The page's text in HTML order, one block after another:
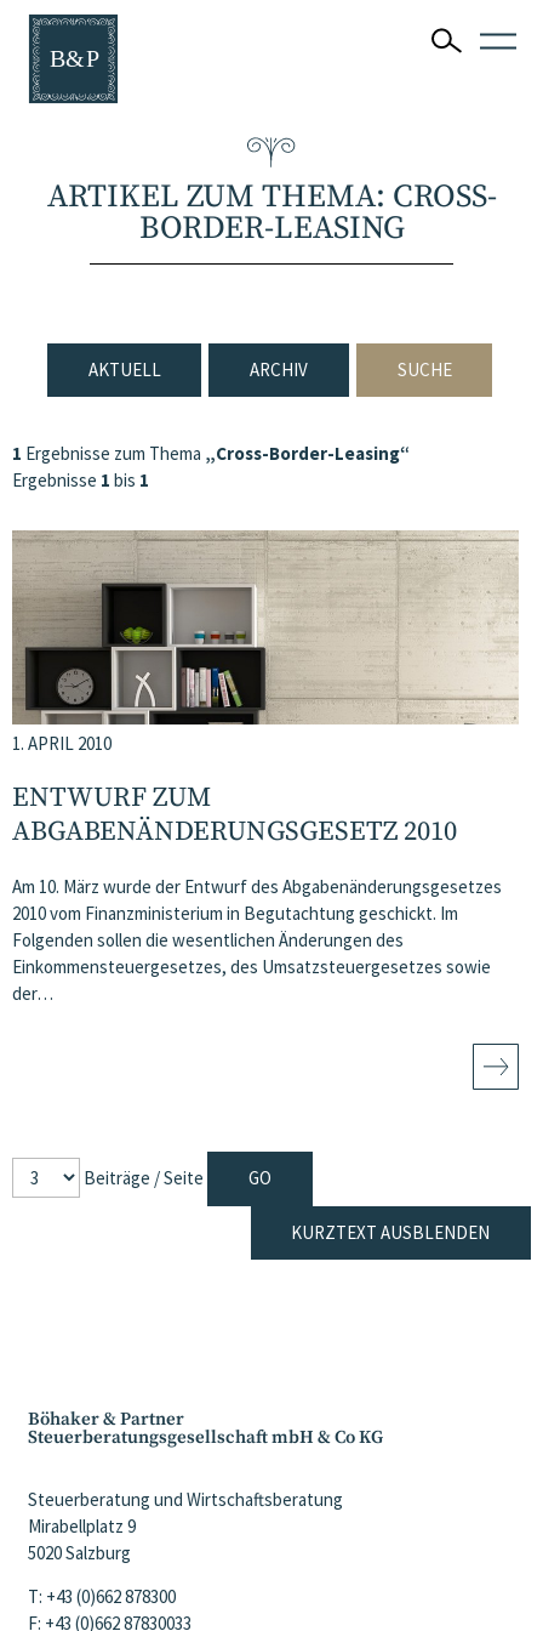
ARTIKEL ZUM THEMA: CROSS-
BORDER-LEASING
AKTUELL ARCHIV SUCHE
1 Ergebnisse zum Thema „Cross-Border-Leasing“
Ergebnisse 1 bis 1
1. APRIL 2010
ENTWURF ZUM
ABGABENÄNDERUNGSGESETZ 2010
Am 10. März wurde der Entwurf des Abgabenänderungsgesetzes
2010 vom Finanzministerium in Begutachtung geschickt. Im
Folgenden sollen die wesentlichen Änderungen des
Einkommensteuergesetzes, des Umsatzsteuergesetzes sowie
der…
Beiträge / Seite
KURZTEXT AUSBLENDEN
Böhaker & Partner
Steuerberatungsgesellschaft mbH & Co KG
Steuerberatung und Wirtschaftsberatung
Mirabellplatz 9
5020 Salzburg
T: +43 (0)662 878300
F: +43 (0)662 87830033